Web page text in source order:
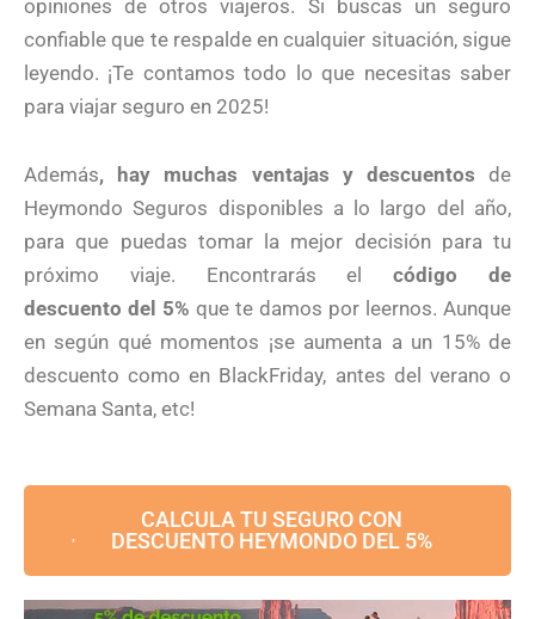
opiniones de otros viajeros. Si buscas un seguro
confiable que te respalde en cualquier situación, sigue
leyendo. ¡Te contamos todo lo que necesitas saber
para viajar seguro en 2025!
Además, hay muchas ventajas y descuentos de
Heymondo Seguros disponibles a lo largo del año,
para que puedas tomar la mejor decisión para tu
próximo viaje. Encontrarás elcódigo de
descuento del 5% que te damos por leernos. Aunque
en según qué momentos ¡se aumenta a un 15% de
descuento como en BlackFriday, antes del verano o
Semana Santa, etc!
CALCULA TU SEGURO CON
DESCUENTO HEYMONDO DEL 5%